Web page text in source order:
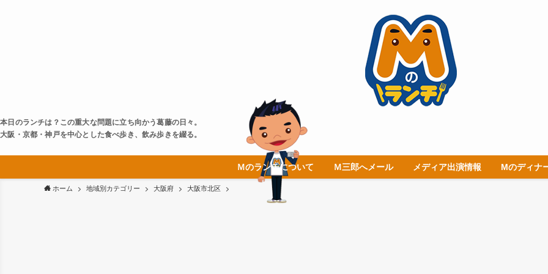
本日のランチは？この重大な問題に立ち向かう葛藤の日々。
大阪・京都・神戸を中心とした食べ歩き、飲み歩きを綴る。
Ｍのランチについて Ｍ三郎へメール メディア出演情報 Mのディナ
ホーム 地域別カテゴリー 大阪府 大阪市北区